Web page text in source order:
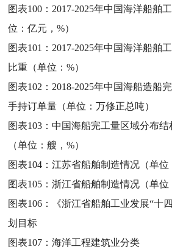
图表100： 2017-2025年中国海洋船舶
位：亿元，%）
图表101： 2017-2025年中国海洋船舶
比重（单位：%）
图表102： 2018-2025年中国海船造船
手持订单量（单位：万修正总吨）
图表103：中国海船完工量区域分布结
（单位：艘，%）
图表104：江苏省船舶制造情况（单位
图表105：浙江省船舶制造情况（单位
图表106：
《浙江省船舶工业发展“十
划目标
图表107：海洋工程建筑业分类